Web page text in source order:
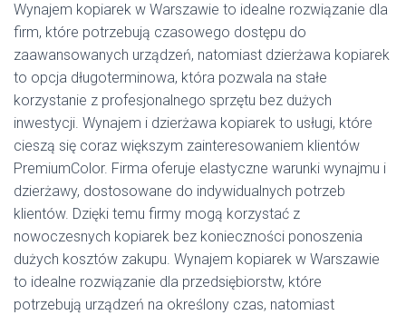
Wynajem kopiarek w Warszawie to idealne rozwiązanie dla
firm, które potrzebują czasowego dostępu do
zaawansowanych urządzeń, natomiast dzierżawa kopiarek
to opcja długoterminowa, która pozwala na stałe
korzystanie z profesjonalnego sprzętu bez dużych
inwestycji. Wynajem i dzierżawa kopiarek to usługi, które
cieszą się coraz większym zainteresowaniem klientów
PremiumColor. Firma oferuje elastyczne warunki wynajmu i
dzierżawy, dostosowane do indywidualnych potrzeb
klientów. Dzięki temu firmy mogą korzystać z
nowoczesnych kopiarek bez konieczności ponoszenia
dużych kosztów zakupu. Wynajem kopiarek w Warszawie
to idealne rozwiązanie dla przedsiębiorstw, które
potrzebują urządzeń na określony czas, natomiast